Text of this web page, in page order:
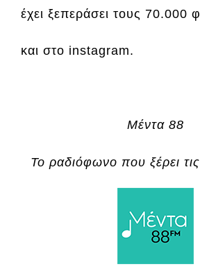
έχει ξεπεράσει τους 70.000
και στο instagram.
Μέντα 88
Το ραδιόφωνο που ξέρει